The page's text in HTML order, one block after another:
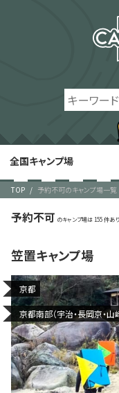
全国キャンプ場
TOP 予約不可のキャンプ場一覧
予約不可 155
笠置キャンプ場
京都
京都南部（宇治・長岡京・山